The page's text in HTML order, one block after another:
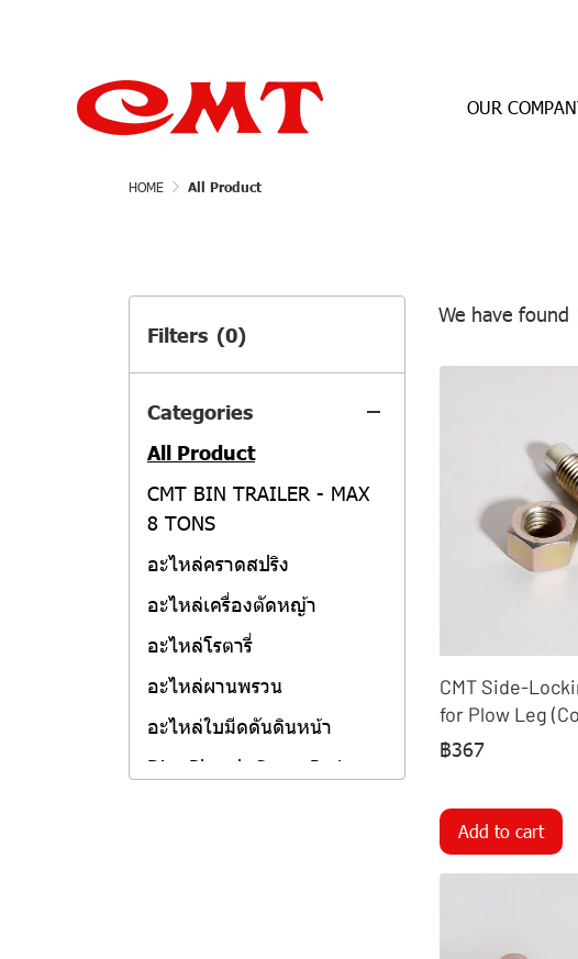
OUR
HOME All Product
Filters (0)
Categories
All Product
CMT BIN TRAILER - MAX
8 TONS
อะไหล่คราดสปริง
อะไหล่เครื่องตัดหญ้า
อะไหล่โรตารี่
อะไหล่ผานพรวน
อะไหล่ใบมีดดันดินหน้า
Disc Plough Spare Part
We have found
CMT Side-
for Plow Leg
฿367
Add to cart